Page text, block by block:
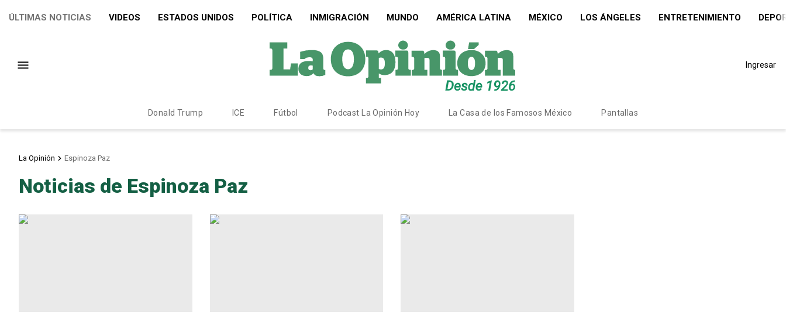
ÚLTIMAS NOTICIAS VIDEOS ESTADOS UNIDOS POLÍTICA INMIGRACIÓN MUNDO AMÉRICA LATINA MÉXICO LOS ÁNGELES ENTRETENIMIENTO
Ingresar
Donald Trump ICE Fútbol Podcast La Opinión Hoy La Casa de los Famosos México Pantallas
La Opinión Espinoza Paz
Noticias de Espinoza Paz